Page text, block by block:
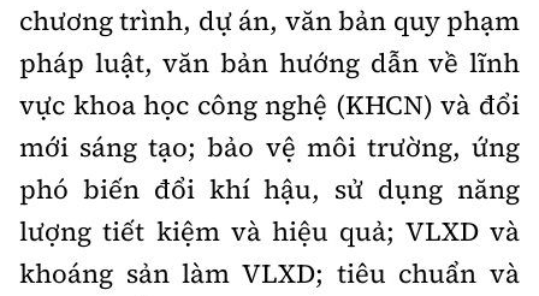
chương trình, dự án, văn bản quy phạm
pháp luật, văn bản hướng dẫn về lĩnh
vực khoa học công nghệ (KHCN) và đổi
mới sáng tạo; bảo vệ môi trường, ứng
phó biến đổi khí hậu, sử dụng năng
lượng tiết kiệm và hiệu quả; VLXD và
khoáng sản làm VLXD; tiêu chuẩn và